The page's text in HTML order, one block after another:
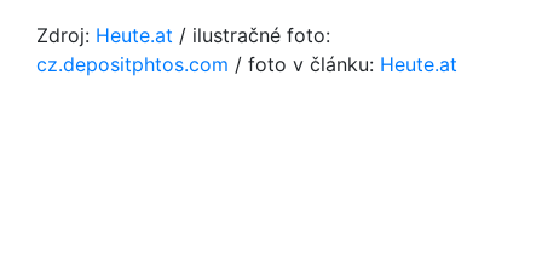
Zdroj: Heute.at / ilustračné foto:
cz.depositphtos.com / foto v článku: Heute.at